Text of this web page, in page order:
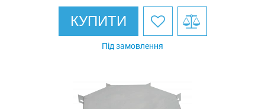
КУПИТИ
Під замовлення